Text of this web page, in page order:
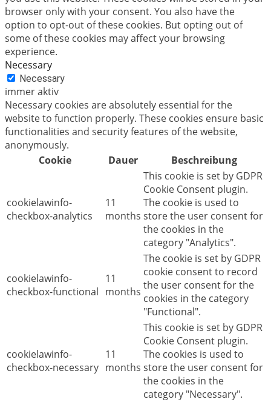
browser only with your consent. You also have the
option to opt-out of these cookies. But opting out of
some of these cookies may affect your browsing
experience.
Necessary
Necessary
immer aktiv
Necessary cookies are absolutely essential for the
website to function properly. These cookies ensure basic
functionalities and security features of the website,
anonymously.
Cookie
Dauer Beschreibung
cookielawinfo-
checkbox-analytics
11
months
This cookie is set by GDPR
Cookie Consent plugin.
The cookie is used to
store the user consent for
the cookies in the
category "Analytics".
cookielawinfo-
checkbox-functional
11
months
The cookie is set by GDPR
cookie consent to record
the user consent for the
cookies in the category
"Functional".
cookielawinfo-
checkbox-necessary
11
months
This cookie is set by GDPR
Cookie Consent plugin.
The cookies is used to
store the user consent for
the cookies in the
category "Necessary".